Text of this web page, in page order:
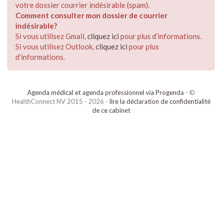
votre dossier courrier indésirable (spam).
Comment consulter mon dossier de courrier
indésirable?
Si vous utilisez Gmail,cliquez ici pour plus d’informations.
Si vous utilisez Outlook,cliquez ici pour plus
d’informations.
Agenda médical et agenda professionnel via Progenda - ©
HealthConnect NV 2015 - 2026 - lire la déclaration de confidentialité
de ce cabinet